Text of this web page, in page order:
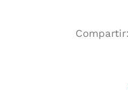
Compartir: